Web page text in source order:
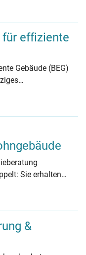
Überblick
für effiziente
Gebäude (BEG)
sind und wo man
Sie erhalten
Immobilie. So
&